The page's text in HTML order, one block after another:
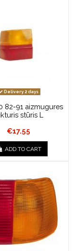
Delivery 2 days
82-91 aizmugures
stūris L
€17.55
ADD TO CART